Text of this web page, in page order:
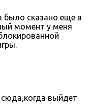
было сказано еще в
момент у меня
выйдет